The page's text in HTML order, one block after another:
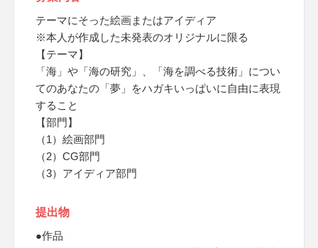
テーマにそった絵画またはアイディア
※本人が作成した未発表のオリジナルに限る
【テーマ】
「海」や「海の研究」、「海を調べる技術」につい
てのあなたの「夢」をハガキいっぱいに自由に表現
すること
【部門】
（1）絵画部門
（2）CG部門
（3）アイディア部門
提出物
●作品